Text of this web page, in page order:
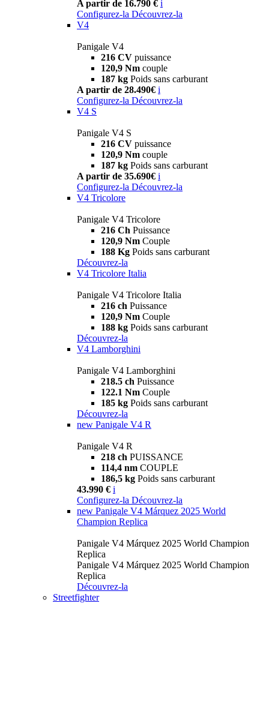
A partir de 16.790 € i
Configurez-la Découvrez-la
V4
Panigale V4
216 CV puissance
120,9 Nm couple
187 kg Poids sans carburant
A partir de 28.490€ i
Configurez-la Découvrez-la
V4 S
Panigale V4 S
216 CV puissance
120,9 Nm couple
187 kg Poids sans carburant
A partir de 35.690€ i
Configurez-la Découvrez-la
V4 Tricolore
Panigale V4 Tricolore
216 Ch Puissance
120,9 Nm Couple
188 Kg Poids sans carburant
Découvrez-la
V4 Tricolore Italia
Panigale V4 Tricolore Italia
216 ch Puissance
120,9 Nm Couple
188 kg Poids sans carburant
Découvrez-la
V4 Lamborghini
Panigale V4 Lamborghini
218.5 ch Puissance
122.1 Nm Couple
185 kg Poids sans carburant
Découvrez-la
new Panigale V4 R
Panigale V4 R
218 ch PUISSANCE
114,4 nm COUPLE
186,5 kg Poids sans carburant
43.990 € i
Configurez-la Découvrez-la
new Panigale V4 Márquez 2025 World
Champion Replica
Panigale V4 Márquez 2025 World Champion
Replica
Panigale V4 Márquez 2025 World Champion
Replica
Découvrez-la
Streetfighter